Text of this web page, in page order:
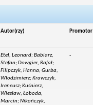
Autor(rzy) Promotor
Etel, Leonard; Babiarz,
Stefan; Dowgier, Rafał;
Filipczyk, Hanna; Gurba,
Włodzimierz; Krawczyk,
Ireneusz; Kuśnierz,
Wiesław; Łoboda,
Marcin; Nikończyk,
-